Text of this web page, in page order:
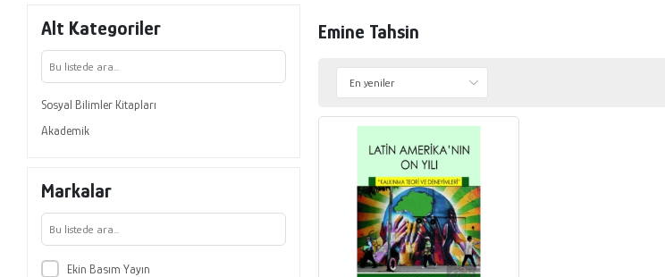
Alt Kategoriler
Sosyal Bilimler Kitapları
Akademik
Markalar
Ekin Basım Yayın
Emine Tahsin